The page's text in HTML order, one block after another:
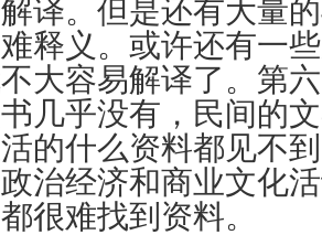
译。但是还有大量
释义。或许还有一
大容易解译了。第
几乎没有，民间的
的什么资料都见不
治经济和商业文化
很难找到资料。